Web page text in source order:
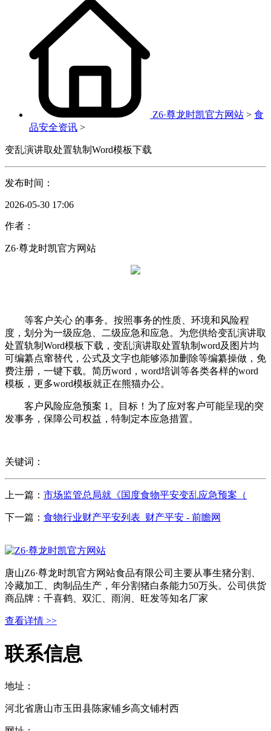
Z6·尊龙时凯官方网站 > 食
品安全资讯 >
变乱演讲取处置轨制Word模板下载
发布时间：
2026-05-30 17:06
作者：
Z6·尊龙时凯官方网站
等客户关心 的事务。按照事务的性质、环境和风险程
度，划分为一级应急、二级应急和应急。为您供给变乱演讲取
处置轨制Word模板下载，变乱演讲取处置轨制word及图片均
可编纂点窜替代，公式及文字也能够添加删除等编纂操做，免
费注册，一键下载。简历word，word培训等各类各样的word
模板，更多word模板就正在熊猫办公。
客户风险应急预案 1。目标！为了应对客户可能呈现的突
发事务，保障公司权益，特制定本应急措置。
关键词：
上一篇： 市场监管总局就《国度食物平安变乱应急预案（
下一篇： 食物行业财产平安列表_财产平安 - 前瞻网
唐山Z6·尊龙时凯官方网站食品有限公司主要从事生猪分割、
冷藏加工、肉制品生产，年分割猪白条能力50万头。公司供货
商品牌：千喜鹤、双汇、雨润、旺发等知名厂家
查看详情 >>
联系信息
地址：
河北省唐山市玉田县陈家铺乡高文铺村西